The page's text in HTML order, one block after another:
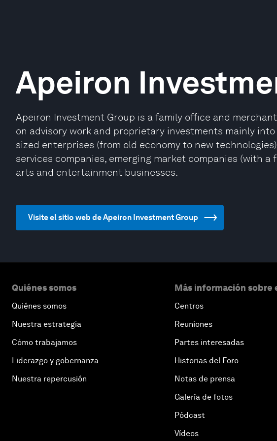
Apeiron
Apeiron Investment Group is a family office and
on advisory work and proprietary investments mainly
sized enterprises (from old economy to new
services companies, emerging market companies (with a
arts and entertainment businesses.
Visite el sitio web de Apeiron Investment Group
Quiénes somos
Quiénes somos
Nuestra estrategia
Cómo trabajamos
Liderazgo y gobernanza
Nuestra repercusión
Más información sobre
Centros
Reuniones
Partes interesadas
Historias del Foro
Notas de prensa
Galería de fotos
Pódcast
Vídeos